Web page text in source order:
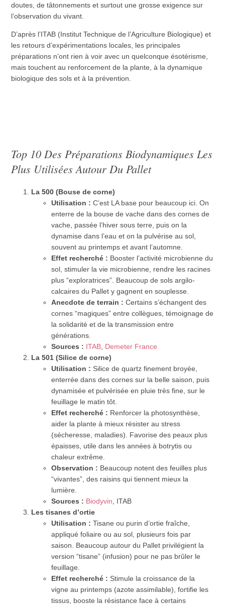
doutes, de tâtonnements et surtout une grosse exigence sur
l’observation du vivant.
D’après l’ITAB (Institut Technique de l’Agriculture Biologique) et
les retours d’expérimentations locales, les principales
préparations n’ont rien à voir avec un quelconque ésotérisme,
mais touchent au renforcement de la plante, à la dynamique
biologique des sols et à la prévention.
Top 10 Des Préparations Biodynamiques Les
Plus Utilisées Autour Du Pallet
La 500 (Bouse de corne)
Utilisation : C’est LA base pour beaucoup ici. On
enterre de la bouse de vache dans des cornes de
vache, passée l’hiver sous terre, puis on la
dynamise dans l’eau et on la pulvérise au sol,
souvent au printemps et avant l’automne.
Effet recherché : Booster l’activité microbienne du
sol, stimuler la vie microbienne, rendre les racines
plus “exploratrices”. Beaucoup de sols argilo-
calcaires du Pallet y gagnent en souplesse.
Anecdote de terrain : Certains s’échangent des
cornes “magiques” entre collègues, témoignage de
la solidarité et de la transmission entre
générations.
Sources : ITAB Demeter France
La 501 (Silice de corne)
Utilisation : Silice de quartz finement broyée,
enterrée dans des cornes sur la belle saison, puis
dynamisée et pulvérisée en pluie très fine, sur le
feuillage le matin tôt.
Effet recherché : Renforcer la photosynthèse,
aider la plante à mieux résister au stress
(sécheresse, maladies). Favorise des peaux plus
épaisses, utile dans les années à botrytis ou
chaleur extrême.
Observation : Beaucoup notent des feuilles plus
“vivantes”, des raisins qui tiennent mieux la
lumière.
Sources : Biodyvin , ITAB
Les tisanes d’ortie
Utilisation : Tisane ou purin d’ortie fraîche,
appliqué foliaire ou au sol, plusieurs fois par
saison. Beaucoup autour du Pallet privilégient la
version “tisane” (infusion) pour ne pas brûler le
feuillage.
Effet recherché : Stimule la croissance de la
vigne au printemps (azote assimilable), fortifie les
tissus, booste la résistance face à certains